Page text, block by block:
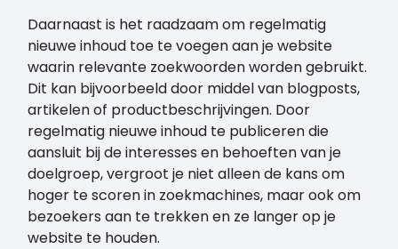
Daarnaast is het raadzaam om regelmatig
nieuwe inhoud toe te voegen aan je website
waarin relevante zoekwoorden worden gebruikt.
Dit kan bijvoorbeeld door middel van blogposts,
artikelen of productbeschrijvingen. Door
regelmatig nieuwe inhoud te publiceren die
aansluit bij de interesses en behoeften van je
doelgroep, vergroot je niet alleen de kans om
hoger te scoren in zoekmachines, maar ook om
bezoekers aan te trekken en ze langer op je
website te houden.